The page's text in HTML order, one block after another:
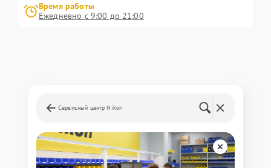
Время работы
Ежедневно с 9:00 до 21:00
Сервисный центр Nikon